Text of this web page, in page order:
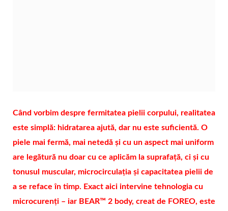
Când vorbim despre fermitatea pielii corpului, realitatea
este simplă: hidratarea ajută, dar nu este suficientă. O
piele mai fermă, mai netedă și cu un aspect mai uniform
are legătură nu doar cu ce aplicăm la suprafață, ci și cu
tonusul muscular, microcirculația și capacitatea pielii de
a se reface în timp. Exact aici intervine tehnologia cu
microcurenți – iar BEAR™ 2 body, creat de FOREO, este